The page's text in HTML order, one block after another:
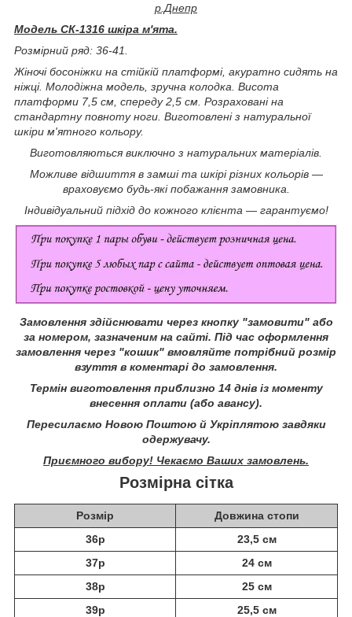
р.Днепр
Модель СК-1316 шкіра м'ята.
Розмірний ряд: 36-41.
Жіночі босоніжки на стійкій платформі, акуратно сидять на
ніжці. Молодіжна модель, зручна колодка. Висота
платформи 7,5 см, спереду 2,5 см. Розраховані на
стандартну повноту ноги. Виготовлені з натуральної
шкіри м'ятного кольору.
Виготовляються виключно з натуральних матеріалів.
Можливе відшиття в замші та шкірі різних кольорів —
враховуємо будь-які побажання замовника.
Індивідуальний підхід до кожного клієнта — гарантуємо!
Замовлення здійснювати через кнопку "замовити" або
за номером, зазначеним на сайті. Під час оформлення
замовлення через "кошик" вмовляйте потрібний розмір
взуття в коментарі до замовлення.
Термін виготовлення приблизно 14 днів із моменту
внесення оплати (або авансу).
Пересилаємо Новою Поштою й Укріплятою завдяки
одержувачу.
Приємного вибору! Чекаємо Ваших замовлень.
Розмір Довжина стопи
Розмірна сітка
36р
23,5 см
37р
24 см
38р
25 см
39р
25,5 см